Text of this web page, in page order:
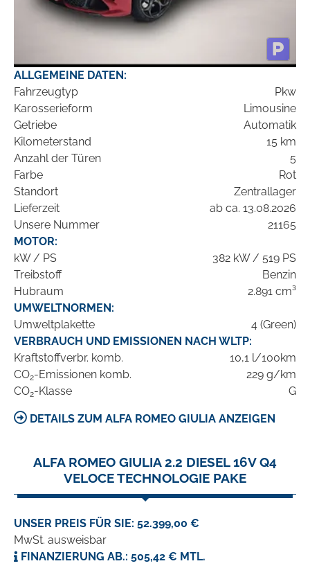
ALLGEMEINE DATEN:
Fahrzeugtyp
Pkw
Karosserieform
Limousine
Getriebe
Automatik
Kilometerstand
15 km
Anzahl der Türen
5
Farbe
Rot
Standort
Zentrallager
Lieferzeit
ab ca. 13.08.2026
Unsere Nummer
21165
MOTOR:
kW / PS
382 kW / 519 PS
Treibstoff
Benzin
Hubraum
2.891 cm³
UMWELTNORMEN:
Umweltplakette
4 (Green)
VERBRAUCH UND EMISSIONEN NACH WLTP:
Kraftstoffverbr. komb.
10,1 l/100km
CO2-Emissionen komb.
229 g/km
CO2-Klasse G
DETAILS ZUM ALFA ROMEO GIULIA ANZEIGEN
ALFA ROMEO GIULIA 2.2 DIESEL 16V Q4
VELOCE TECHNOLOGIE PAKE
UNSER PREIS FÜR SIE: 52.399,00 €
MwSt. ausweisbar
FINANZIERUNG AB.: 505,42 € MTL.